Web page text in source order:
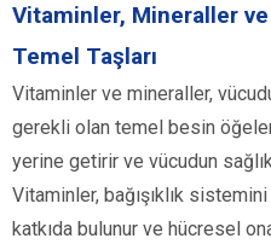
Vitaminler, Mineraller ve
Temel Taşları
Vitaminler ve mineraller,
gerekli olan temel besin
yerine getirir ve vücudun
Vitaminler, bağışıklık
katkıda bulunur ve hücresel